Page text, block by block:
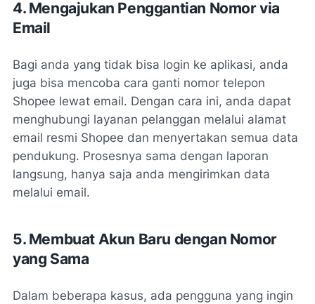
4. Mengajukan Penggantian Nomor via
Email
Bagi anda yang tidak bisa login ke aplikasi, anda
juga bisa mencoba cara ganti nomor telepon
Shopee lewat email. Dengan cara ini, anda dapat
menghubungi layanan pelanggan melalui alamat
email resmi Shopee dan menyertakan semua data
pendukung. Prosesnya sama dengan laporan
langsung, hanya saja anda mengirimkan data
melalui email.
5. Membuat Akun Baru dengan Nomor
yang Sama
Dalam beberapa kasus, ada pengguna yang ingin